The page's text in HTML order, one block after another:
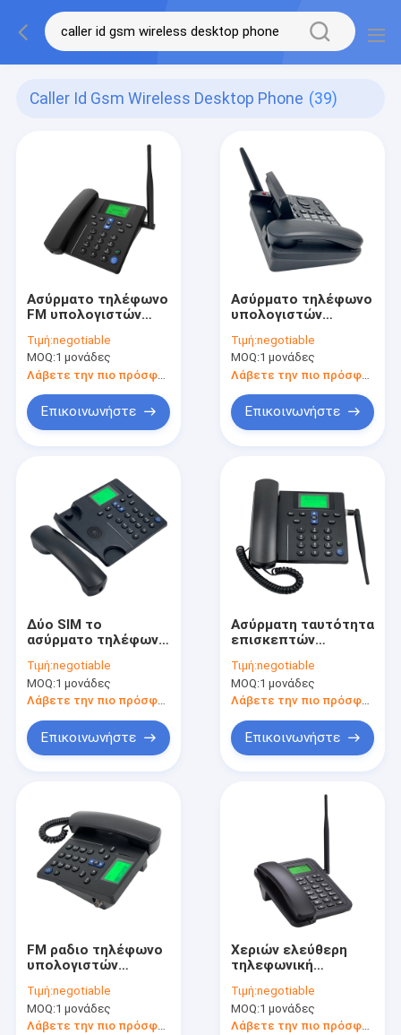
Caller Id Gsm Wireless Desktop Phone (39)
Ασύρματο τηλέφωνο
FM υπολογιστών
ταυτότητας
επισκεπτών ραδιο
παιχνίδι MP3
Τιμή:negotiable
MOQ:1 μονάδες
Λάβετε την πιο πρόσφατη τιμή
Επικοινωνήστε
Ασύρματο τηλέφωνο
υπολογιστών
ταυτότητας
επισκεπτών,
βασισμένο
τηλέφωνο γραμμών
εδάφους GSM SIM
2G στην κάρτα
Τιμή:negotiable
MOQ:1 μονάδες
Επικοινωνήστε
Δύο SIM το
ασύρματο τηλέφωνο
γραφείου GSM, GSM
βάσισε το σταθερό
ασύρματο παιχνίδι
τηλεφωνικών
επισκεπτών
Τιμή:negotiable
MOQ:1 μονάδες
Λάβετε την πιο πρόσφατη τιμή
Επικοινωνήστε
Ασύρματη ταυτότητα
επισκεπτών
καταλόγων
υπολογιστών
γραφείου GSM
Τιμή:negotiable
MOQ:1 μονάδες
Επικοινωνήστε
FM ραδιο τηλέφωνο
υπολογιστών
ασύρματο,
ασύρματος
κατάλογος
Τιμή:negotiable
MOQ:1 μονάδες
Λάβετε την πιο πρόσφατη τιμή
Χεριών ελεύθερη
τηλεφωνική
εφεδρική μπαταρία
υπολογιστών
γραφείου GSM
Τιμή:negotiable
MOQ:1 μονάδες
Λάβετε την πιο πρόσφατη τιμή